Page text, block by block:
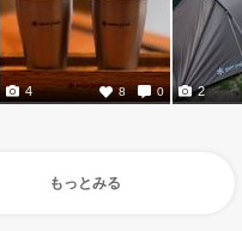
8 0
4 2
もっとみる